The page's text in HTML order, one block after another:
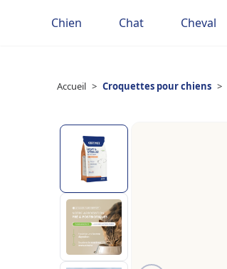
Chien Chat Cheval
Accueil > Croquettes pour chiens >